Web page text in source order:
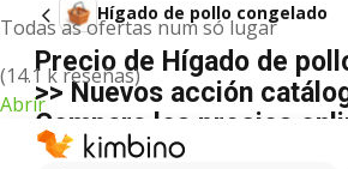
Todas as ofertas num só lugar
(14.1 k reseñas)
Abrir
Hígado de pollo congelado
Precio de Hígado de
>> Nuevos acción
Compara los precios
No hemos encontrado resultados